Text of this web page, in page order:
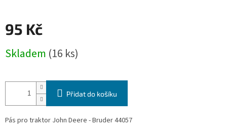
95 Kč
cena:
Skladem (16 ks)
Přidat do košíku
Pás pro traktor John Deere - Bruder 44057